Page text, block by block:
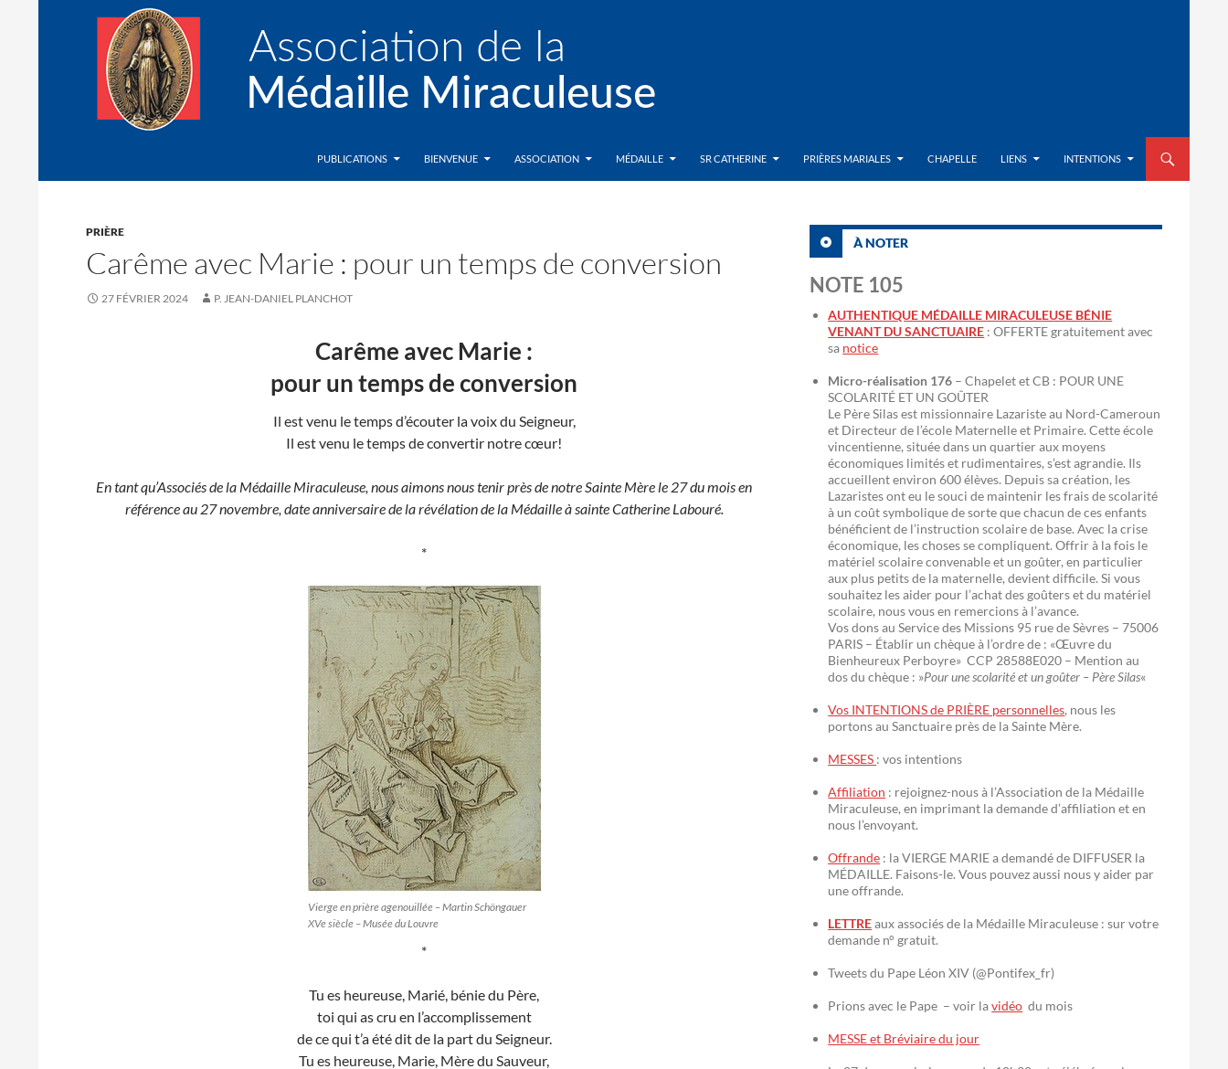
Association de la Médaille MiraculeusePUBLICATIONS
BIENVENUE ASSOCIATION MÉDAILLE SR CATHERINE PRIÈRES MARIALES CHAPELLE LIENS INTENTIONS
PRIÈRE
Carême avec Marie : pour un temps de conversion
27 FÉVRIER 2024 P. JEAN-DANIEL PLANCHOT
Carême avec Marie :
pour un temps de conversion
Il est venu le temps d’écouter la voix du Seigneur,
Il est venu le temps de convertir notre cœur!
En tant qu’Associés de la Médaille Miraculeuse, nous aimons nous tenir près de notre Sainte Mère le 27 du mois en
référence au 27 novembre, date anniversaire de la révélation de la Médaille à sainte Catherine Labouré.
*
Vierge en prière agenouillée – Martin Schöngauer
XVe siècle – Musée du Louvre
*
Tu es heureuse, Marié, bénie du Père,
toi qui as cru en l’accomplissement
de ce qui t’a été dit de la part du Seigneur.
Tu es heureuse, Marie, Mère du Sauveur,
À NOTER
NOTE 105
AUTHENTIQUE MÉDAILLE MIRACULEUSE BÉNIE
VENANT DU SANCTUAIRE : OFFERTE gratuitement avec
sa notice
Micro-réalisation 176 – Chapelet et CB : POUR UNE
SCOLARITÉ ET UN GOÛTER
Le Père Silas est missionnaire Lazariste au Nord-Cameroun
et Directeur de l’école Maternelle et Primaire. Cette école
vincentienne, située dans un quartier aux moyens
économiques limités et rudimentaires, s’est agrandie. Ils
accueillent environ 600 élèves. Depuis sa création, les
Lazaristes ont eu le souci de maintenir les frais de scolarité
à un coût symbolique de sorte que chacun de ces enfants
bénéficient de l’instruction scolaire de base. Avec la crise
économique, les choses se compliquent. Offrir à la fois le
matériel scolaire convenable et un goûter, en particulier
aux plus petits de la maternelle, devient difficile. Si vous
souhaitez les aider pour l’achat des goûters et du matériel
scolaire, nous vous en remercions à l’avance.
Vos dons au Service des Missions 95 rue de Sèvres – 75006
PARIS – Établir un chèque à l’ordre de : «Œuvre du
Bienheureux Perboyre» CCP 28588E020 – Mention au
dos du chèque : »Pour une scolarité et un goûter – Père Silas«
Vos INTENTIONS de PRIÈRE personnelles, nous les
portons au Sanctuaire près de la Sainte Mère.
MESSES : vos intentions
Affiliation : rejoignez-nous à l’Association de la Médaille
Miraculeuse, en imprimant la demande d’affiliation et en
nous l’envoyant.
Offrande : la VIERGE MARIE a demandé de DIFFUSER la
MÉDAILLE. Faisons-le. Vous pouvez aussi nous y aider par
une offrande.
LETTREaux associés de la Médaille Miraculeuse : sur votre
demande n° gratuit.
Tweets du Pape Léon XIV (@Pontifex_fr)
Prions avec le Pape – voir lavidéo du mois
MESSE et Bréviaire du jour